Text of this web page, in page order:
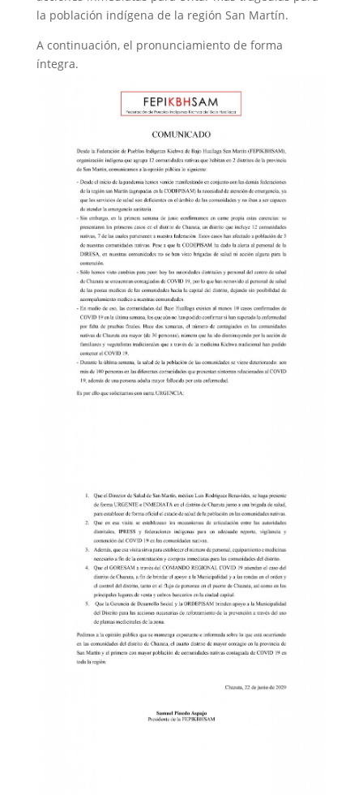
la población indígena de la región San Martín.
A continuación, el pronunciamiento de forma
íntegra.